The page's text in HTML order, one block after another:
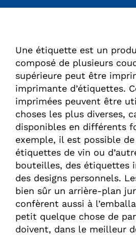
Une étiquette est un
composé de plusieurs
supérieure peut être
imprimante d’étiquettes.
imprimées peuvent être
choses les plus diverses,
disponibles en différents
exemple, il est possible
étiquettes de vin ou
bouteilles, des étiquettes
des designs personnels.
bien sûr un arrière-plan
confèrent aussi à
petit quelque chose de
doivent, dans le meilleur